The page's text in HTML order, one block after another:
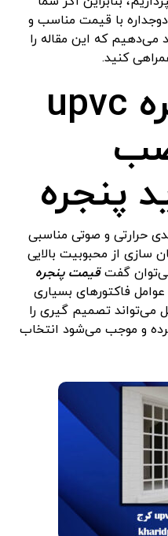
دوجداره با قیمت مناسب و
که این مقاله را
کنید.
قیمت پنجره upvc
پنجره
حرارتی و صوتی مناسبی
سازی از محبوبیت بالایی
گفتقیمت پنجره
عوامل فاکتورهای بسیاری
می‌تواند تصمیم گیری را
و موجب می‌شود انتخاب